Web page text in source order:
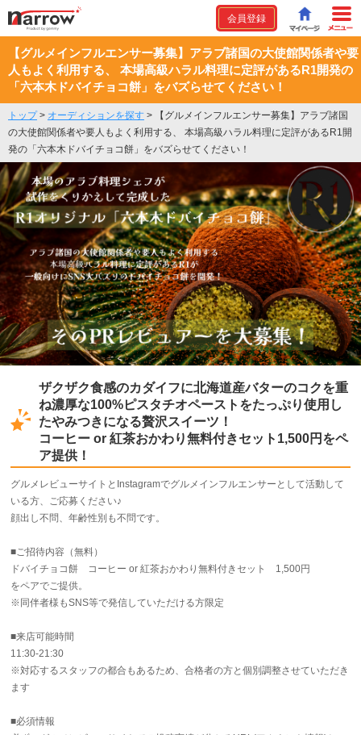
会員登録
【グルメインフルエンサー募集】アラブ諸国の大使館関係者や要
人もよく利用する、 本場高級ハラル料理に定評があるR1開発の
「六本木ドバイチョコ餅」をバズらせてください！
トップ> オーディションを探す >
【グルメインフルエンサー募集】アラブ諸国
の大使館関係者や要人もよく利用する、 本場高級ハラル料理に定評があるR1開
発の「六本木ドバイチョコ餅」をバズらせてください！
ザクザク食感のカダイフに北海道産バターのコクを重
ね濃厚な100%ピスタチオペーストをたっぷり使用し
たやみつきになる贅沢スイーツ！
コーヒー or 紅茶おかわり無料付きセット1,500円をペ
ア提供！
グルメレビューサイトとInstagramでグルメインフルエンサーとして活動して
いる方、ご応募ください♪
顔出し不問、年齢性別も不問です。
■ご招待内容（無料）
ドバイチョコ餅 コーヒー or 紅茶おかわり無料付きセット 1,500円
をペアでご提供。
※同伴者様もSNS等で発信していただける方限定
■来店可能時間
11:30-21:30
※対応するスタッフの都合もあるため、合格者の方と個別調整させていただき
ます
■必須情報